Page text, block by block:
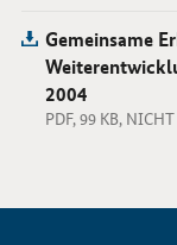
Gemeinsame
2004
PDF, 99 KB,